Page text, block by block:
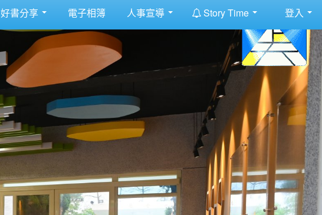
好書分享 電子相簿 人事宣導 Story Time 登入